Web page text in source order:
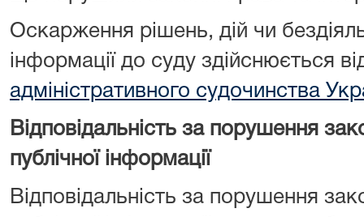
Оскарження рішень, дій чи
інформації до суду здійснюється
адміністративного судочинства
Відповідальність за порушення
публічної інформації
Відповідальність за порушення